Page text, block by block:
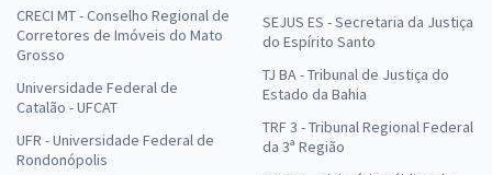
CRECI MT - Conselho Regional de
Corretores de Imóveis do Mato
Grosso
Universidade Federal de
Catalão - UFCAT
UFR - Universidade Federal de
Rondonópolis
SEJUS ES - Secretaria da Justiça
do Espírito Santo
TJ BA - Tribunal de Justiça do
Estado da Bahia
TRF 3 - Tribunal Regional Federal
da 3ª Região